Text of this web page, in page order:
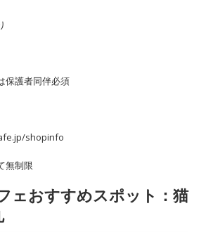
保護者同伴必須
shopinfo
無制限
ェおすすめスポット：猫